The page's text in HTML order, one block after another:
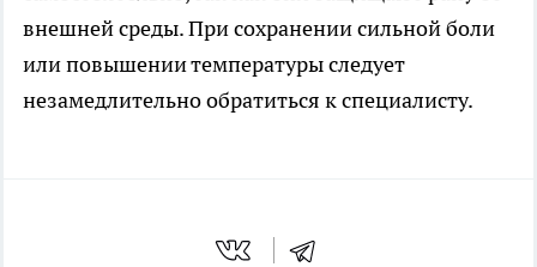
внешней среды. При сохранении сильной боли
или повышении температуры следует
незамедлительно обратиться к специалисту.